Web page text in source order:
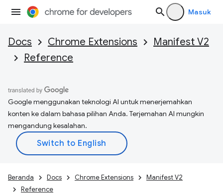
Masuk
Docs Chrome Extensions
Manifest V2
Reference
Google menggunakan teknologi AI untuk menerjemahkan
konten ke dalam bahasa pilihan Anda. Terjemahan AI mungkin
mengandung kesalahan.
Beranda Docs Chrome Extensions
Manifest V2
Reference